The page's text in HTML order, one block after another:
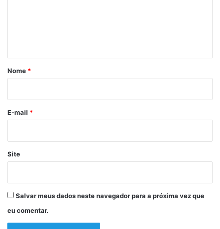
o
n
a
l
o
r
*
Nome *
E-mail *
Site
Salvar meus dados neste navegador para a próxima vez que
eu comentar.